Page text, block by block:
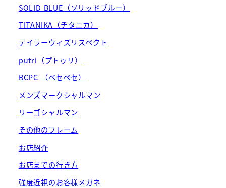
SOLID BLUE（ソリッドブルー）
TITANIKA（チタニカ）
テイラーウィズリスペクト
putri（プトゥリ）
BCPC （ベセペセ）
メンズマークシャルマン
リーゴシャルマン
その他のフレーム
お店紹介
お店までの行き方
強度近視のお客様メガネ